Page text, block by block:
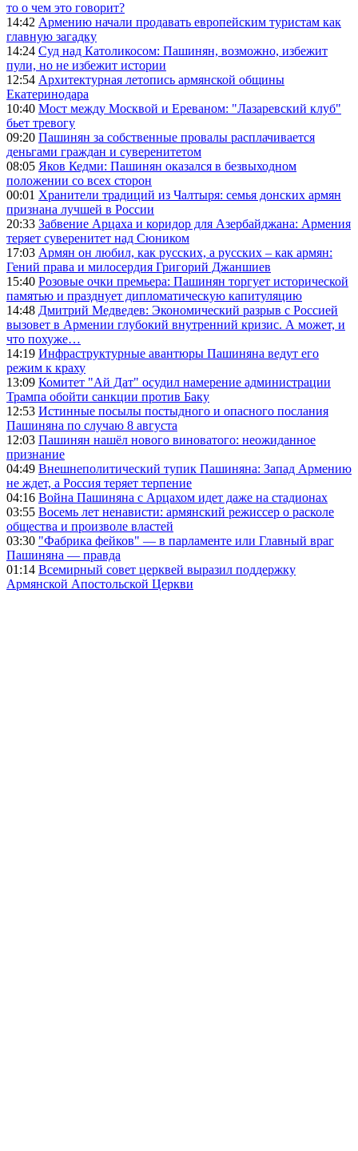
то о чем это говорит?
14:42 Армению начали продавать европейским туристам как
главную загадку
14:24 Суд над Католикосом: Пашинян, возможно, избежит
пули, но не избежит истории
12:54 Архитектурная летопись армянской общины
Екатеринодара
10:40 Мост между Москвой и Ереваном: "Лазаревский клуб"
бьет тревогу
09:20 Пашинян за собственные провалы расплачивается
деньгами граждан и суверенитетом
08:05 Яков Кедми: Пашинян оказался в безвыходном
положении со всех сторон
00:01 Хранители традиций из Чалтыря: семья донских армян
признана лучшей в России
20:33 Забвение Арцаха и коридор для Азербайджана: Армения
теряет суверенитет над Сюником
17:03 Армян он любил, как русских, а русских – как армян:
Гений права и милосердия Григорий Джаншиев
15:40 Розовые очки премьера: Пашинян торгует исторической
памятью и празднует дипломатическую капитуляцию
14:48 Дмитрий Медведев: Экономический разрыв с Россией
вызовет в Армении глубокий внутренний кризис. А может, и
что похуже…
14:19 Инфраструктурные авантюры Пашиняна ведут его
режим к краху
13:09 Комитет "Ай Дат" осудил намерение администрации
Трампа обойти санкции против Баку
12:53 Истинные посылы постыдного и опасного послания
Пашиняна по случаю 8 августа
12:03 Пашинян нашёл нового виноватого: неожиданное
признание
04:49 Внешнеполитический тупик Пашиняна: Запад Армению
не ждет, а Россия теряет терпение
04:16 Война Пашиняна с Арцахом идет даже на стадионах
03:55 Восемь лет ненависти: армянский режиссер о расколе
общества и произволе властей
03:30 "Фабрика фейков" — в парламенте или Главный враг
Пашиняна — правда
01:14 Всемирный совет церквей выразил поддержку
Армянской Апостольской Церкви